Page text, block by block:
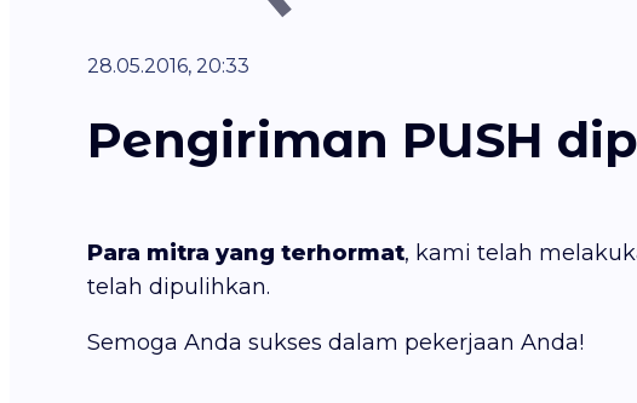
28.05.2016, 20:33
Pengiriman PUSH
Para mitra yang terhormat, kami telah
telah dipulihkan.
Semoga Anda sukses dalam pekerjaan Anda!